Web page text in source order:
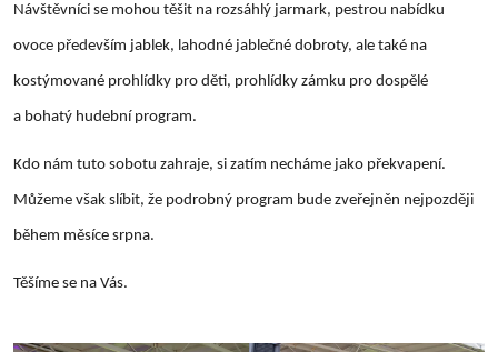
Návštěvníci se mohou těšit na rozsáhlý jarmark, pestrou nabídku
ovoce především jablek, lahodné jablečné dobroty, ale také na
kostýmované prohlídky pro děti, prohlídky zámku pro dospělé
a bohatý hudební program.
Kdo nám tuto sobotu zahraje, si zatím necháme jako překvapení.
Můžeme však slíbit, že podrobný program bude zveřejněn nejpozději
během měsíce srpna.
Těšíme se na Vás.